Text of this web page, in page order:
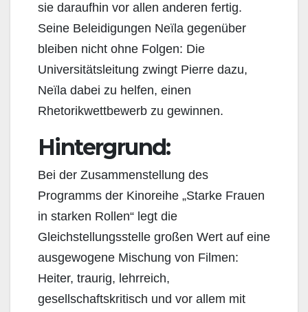
sie daraufhin vor allen anderen fertig.
Seine Beleidigungen Neïla gegenüber
bleiben nicht ohne Folgen: Die
Universitätsleitung zwingt Pierre dazu,
Neïla dabei zu helfen, einen
Rhetorikwettbewerb zu gewinnen.
Hintergrund:
Bei der Zusammenstellung des
Programms der Kinoreihe „Starke Frauen
in starken Rollen“ legt die
Gleichstellungsstelle großen Wert auf eine
ausgewogene Mischung von Filmen:
Heiter, traurig, lehrreich,
gesellschaftskritisch und vor allem mit